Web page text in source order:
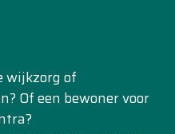
wijkzorg of
Of een bewoner voor